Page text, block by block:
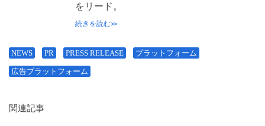
をリード。
続きを読む
NEWS PR PRESS RELEASE プラットフォーム
広告プラットフォーム
関連記事